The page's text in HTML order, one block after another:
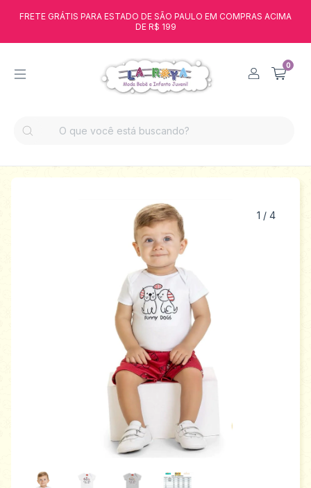
FRETE GRÁTIS PARA ESTADO DE SÃO PAULO EM COMPRAS ACIMA
DE R$ 199
0
1 / 4